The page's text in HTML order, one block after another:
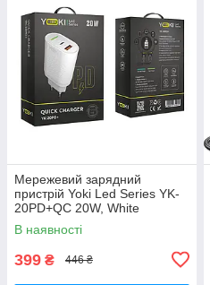
Мережевий зарядний
пристрій Yoki Led Series YK-
20PD+QC 20W, White
В наявності
399 ₴ 446 ₴